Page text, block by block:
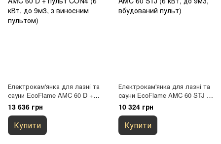
Електрокам'янка для лазні та
сауни EcoFlame AMC 60 D +
пульт CON4 (6 кВт, до 9м3, з
виносним пультом)
13 636 грн
Купити
Електрокам'янка для лазні та
сауни EcoFlame AMC 60 STJ (6
кВт, до 9м3, вбудований
пульт)
10 324 грн
Купити